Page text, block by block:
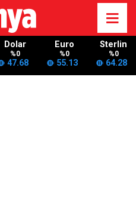
Dolar
%0
47.68
Euro
%0
55.13
Sterlin
%0
64.28